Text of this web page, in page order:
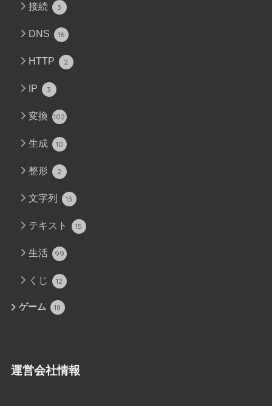
接続 3
DNS 16
HTTP 2
IP 3
変換 102
生成 10
整形 2
文字列 13
テキスト 15
生活 99
くじ 12
ゲーム 18
運営会社情報